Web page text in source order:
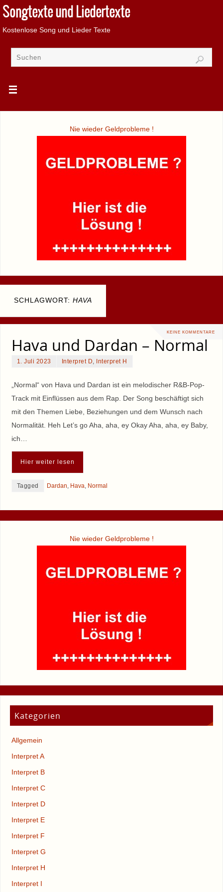
Songtexte und Liedertexte
Kostenlose Song und Lieder Texte
Nie wieder Geldprobleme !
SCHLAGWORT: HAVA
KEINE KOMMENTARE
Hava und Dardan – Normal
1. Juli 2023 Interpret D Interpret H
„Normal“ von Hava und Dardan ist ein melodischer R&B-Pop-
Track mit Einflüssen aus dem Rap. Der Song beschäftigt sich
mit den Themen Liebe, Beziehungen und dem Wunsch nach
Normalität. Heh Let’s go Aha, aha, ey Okay Aha, aha, ey Baby,
ich…
Hier weiter lesen
Tagged Dardan, Hava, Normal
Nie wieder Geldprobleme !
Kategorien
Allgemein
Interpret A
Interpret B
Interpret C
Interpret D
Interpret E
Interpret F
Interpret G
Interpret H
Interpret I